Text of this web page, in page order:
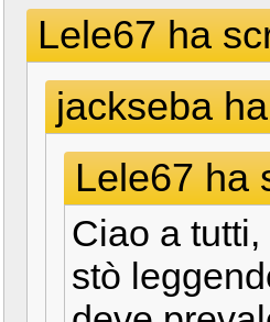
Lele67 ha
jackseba
Lele67 ha
Ciao a tutti,
stò